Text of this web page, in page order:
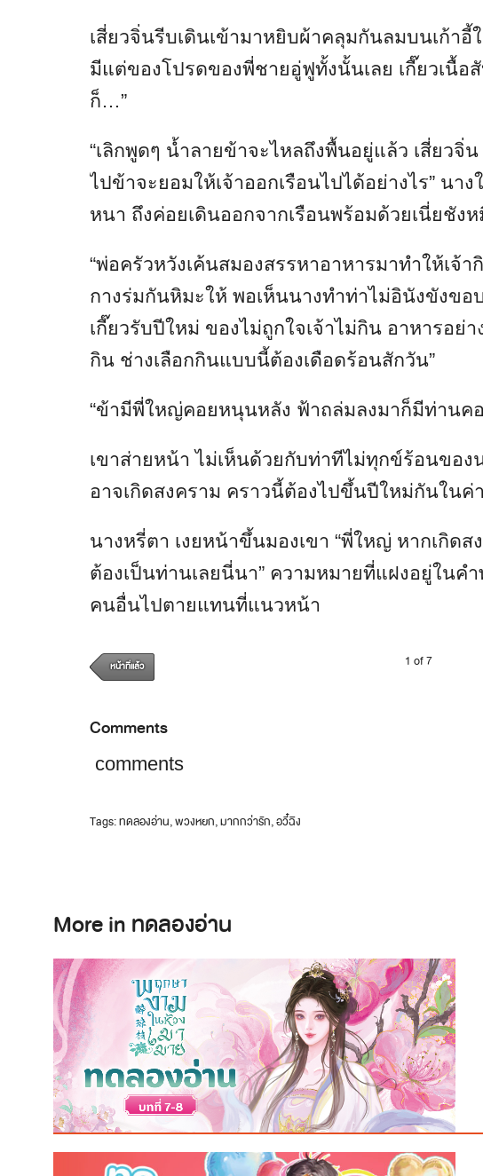
เสี่ยวจิ่นรีบเดินเข้ามาหยิบผ้าคลุมกันลมบนเก้าอี้
มีแต่ของโปรดของพี่ชายอู่ฟูทั้งนั้นเลย เกี๊ยวเนื้อ
ก็…”
“เลิกพูดๆ น้ำลายข้าจะไหลถึงพื้นอยู่แล้ว เสี่ยว
ไปข้าจะยอมให้เจ้าออกเรือนไปได้อย่างไร” น
หนา ถึงค่อยเดินออกจากเรือนพร้อมด้วยเนี่ยชังห
“พ่อครัวหวังเค้นสมองสรรหาอาหารมาทำให้เจ้
กางร่มกันหิมะให้ พอเห็นนางทำท่าไม่อินังขังขอ
เกี๊ยวรับปีใหม่ ของไม่ถูกใจเจ้าไม่กิน อาหารอย่
กิน ช่างเลือกกินแบบนี้ต้องเดือดร้อนสักวัน”
“ข้ามีพี่ใหญ่คอยหนุนหลัง ฟ้าถล่มลงมาก็มีท่านคอ
เขาส่ายหน้า ไม่เห็นด้วยกับท่าทีไม่ทุกข์ร้อนของ
อาจเกิดสงคราม คราวนี้ต้องไปขึ้นปีใหม่กันในค่
นางหรี่ตา เงยหน้าขึ้นมองเขา “พี่ใหญ่ หากเกิด
ต้องเป็นท่านเลยนี่นา” ความหมายที่แฝงอยู่ในค
คนอื่นไปตายแทนที่แนวหน้า
หน้าที่แล้ว 1 of 7
Comments
comments
Tags:ทดลองอ่าน,พวงหยก,มากกว่ารัก,อวี๋ฉิง
More in ทดลองอ่าน